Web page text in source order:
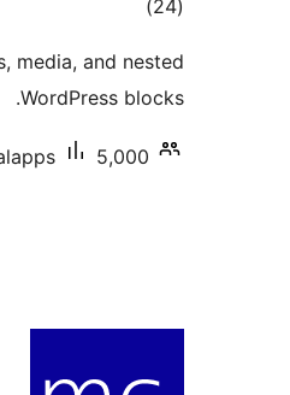
(24 דרוגים)
media, and nested
WordPress blocks.
5,000+ התקנות פעילות